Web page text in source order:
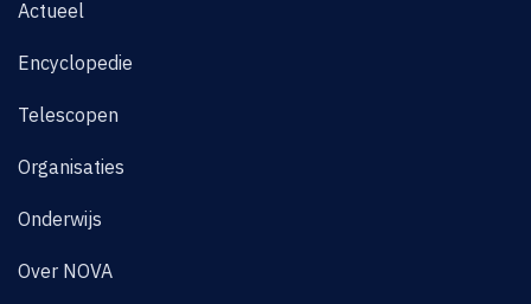
Actueel
Encyclopedie
Telescopen
Organisaties
Onderwijs
Over NOVA